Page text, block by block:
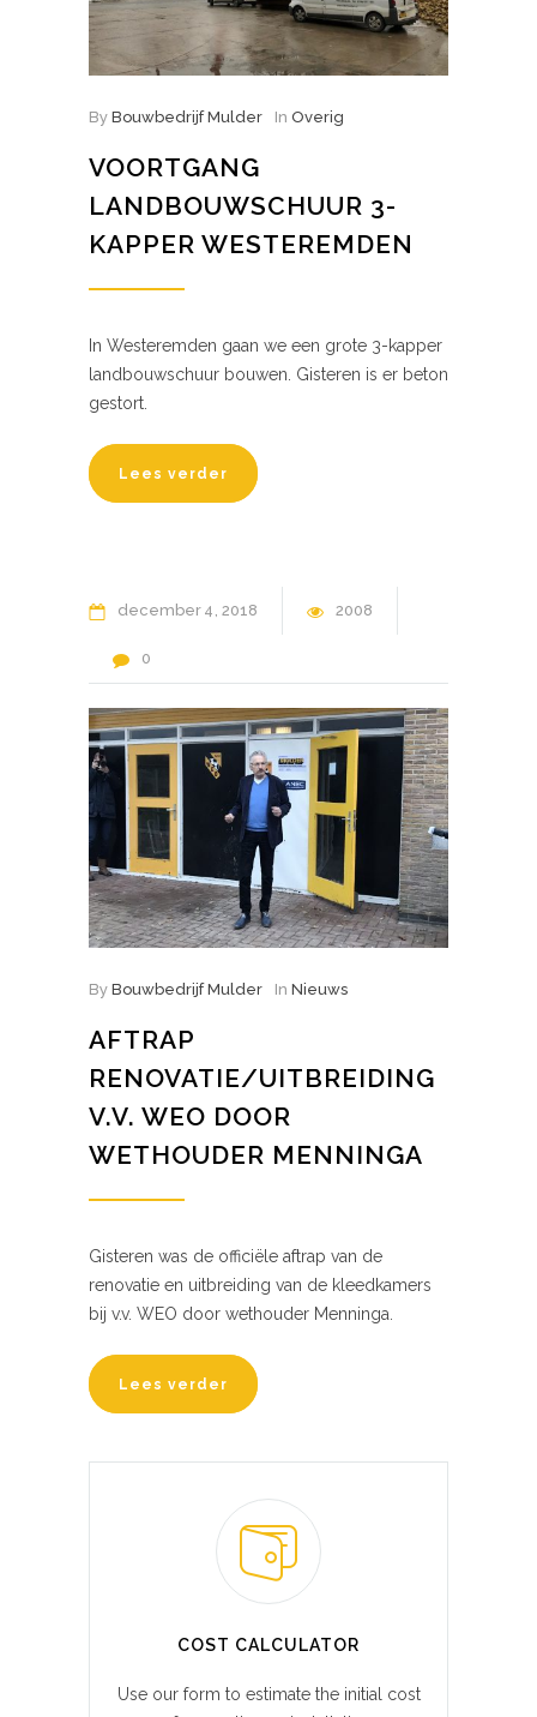
By Bouwbedrijf Mulder In Overig
VOORTGANG
LANDBOUWSCHUUR 3-
KAPPER WESTEREMDEN
In Westeremden gaan we een grote 3-kapper
landbouwschuur bouwen. Gisteren is er beton
gestort.
Lees verder
december 4 2018 2008
0
By Bouwbedrijf Mulder In Nieuws
AFTRAP
RENOVATIE/UITBREIDING
V.V. WEO DOOR
WETHOUDER MENNINGA
Gisteren was de officiële aftrap van de
renovatie en uitbreiding van de kleedkamers
bij v.v. WEO door wethouder Menninga.
Lees verder
COST CALCULATOR
Use our form to estimate the initial cost